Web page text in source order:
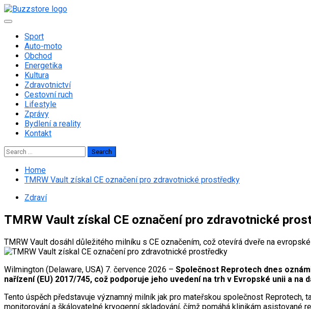
Skip
to
Primary
Sport
Auto-moto
Obchod
Energetika
Kultura
Zdravotnictví
Cestovní ruch
Lifestyle
Zprávy
Bydlení a reality
Kontakt
Search
for:
Home
TMRW Vault získal CE označení pro zdravotnické prostředky
Zdraví
TMRW Vault získal CE označení pro zdravotnické
TMRW Vault dosáhl důležitého milníku s CE označením, což otevírá dveře na
Wilmington (Delaware, USA) 7. července 2026 – Společnost Reprotech dnes
nařízení (EU) 2017/745, což podporuje jeho uvedení na trh v Evropské unii a
Tento úspěch představuje významný milník jak pro mateřskou společnost
monitorování a škálovatelné kryogenní skladování, čímž pomáhá klinikám